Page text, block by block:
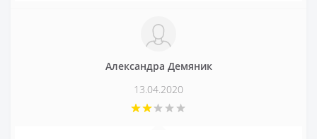
Александра Демяник
13.04.2020